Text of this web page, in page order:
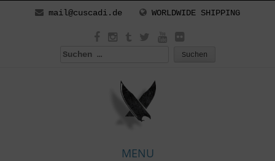
mail@cuscadi.de WORLDWIDE SHIPPING
Suchen
MENU